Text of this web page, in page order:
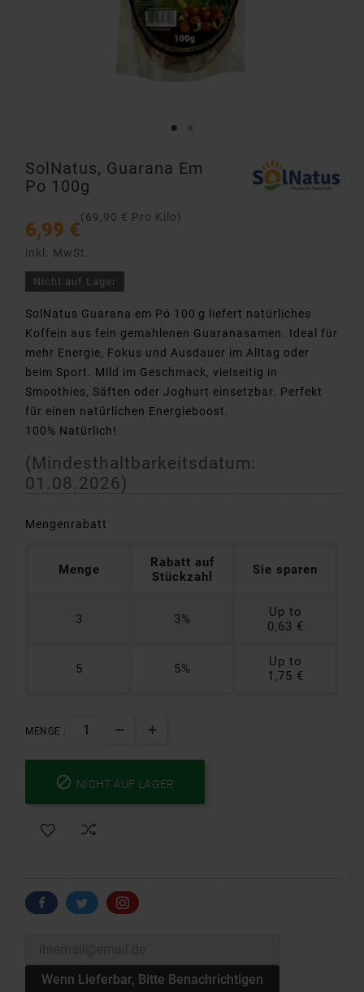
SolNatus, Guarana Em
Po 100g
6,99 €
(69,90 € Pro Kilo)
inkl. MwSt.
Nicht auf Lager
SolNatus Guarana em Pó 100 g liefert natürliches
Koffein aus fein gemahlenen Guaranasamen. Ideal für
mehr Energie, Fokus und Ausdauer im Alltag oder
beim Sport. Mild im Geschmack, vielseitig in
Smoothies, Säften oder Joghurt einsetzbar. Perfekt
für einen natürlichen Energieboost.
100% Natürlich!
(Mindesthaltbarkeitsdatum:
01.08.2026)
Mengenrabatt
Menge
Rabatt auf
Stückzahl
Sie sparen
3 3%
Up to
0,63 €
5 5%
Up to
1,75 €
MENGE :
 NICHT AUF LAGER
Wenn Lieferbar, Bitte Benachrichtigen